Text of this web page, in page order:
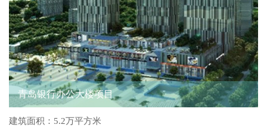
青岛银行办公大楼项目
建筑面积：5.2万平方米